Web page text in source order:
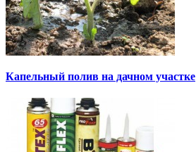
Капельный полив на дачном участке